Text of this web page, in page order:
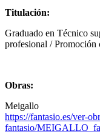
Titulación:
Graduado en Técnico
profesional / Promoción
Obras:
Meigallo
https://fantasio.es/ver-
fantasio/